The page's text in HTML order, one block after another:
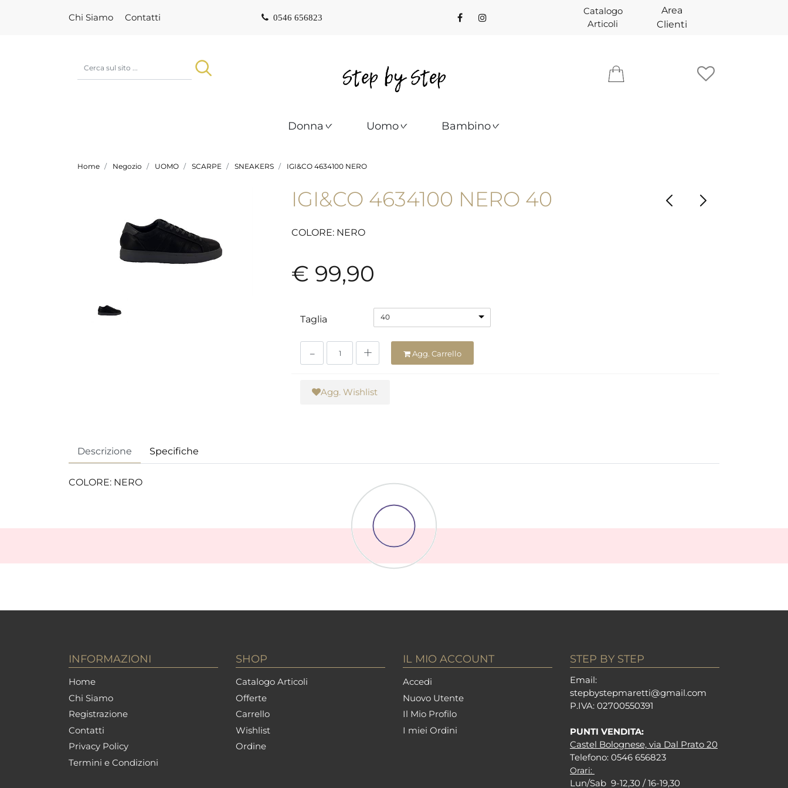
Chi Siamo Contatti 0546 656823
Catalogo
Articoli
Area
Clienti
Donna Uomo Bambino
Home Negozio UOMO SCARPE SNEAKERS IGI&CO 4634100 NERO
IGI&CO 4634100 NERO 40
COLORE: NERO
€ 99,90
Taglia 40
Agg. Carrello
Agg. Wishlist
Descrizione Specifiche
COLORE: NERO
INFORMAZIONI
Home
Chi Siamo
Registrazione
Contatti
Privacy Policy
Termini e Condizioni
SHOP
Catalogo Articoli
Offerte
Carrello
Wishlist
Ordine
IL MIO ACCOUNT
Accedi
Nuovo Utente
Il Mio Profilo
I miei Ordini
STEP BY STEP
Email:
stepbystepmaretti@gmail.com
P.IVA: 02700550391
PUNTI VENDITA:
Castel Bolognese, via Dal Prato 20
Telefono: 0546 656823
Orari:
Lun/Sab 9-12,30 / 16-19,30